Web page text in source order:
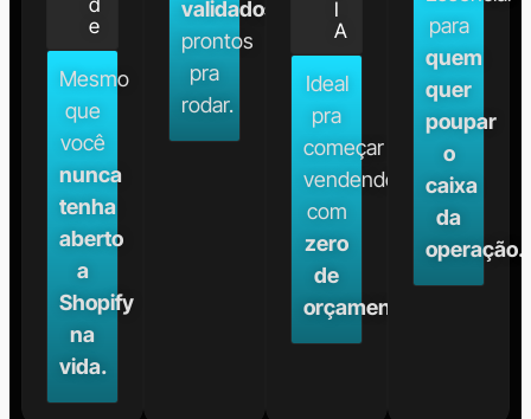
e
Mesmo
que
você
nunca
tenha
aberto
a
Shopify
na
vida.
validados
prontos
pra
rodar.
I
A
Ideal
pra
começar
vendendo
com
zero
de
orçamento.
para
quem
quer
poupar
o
caixa
da
operação.